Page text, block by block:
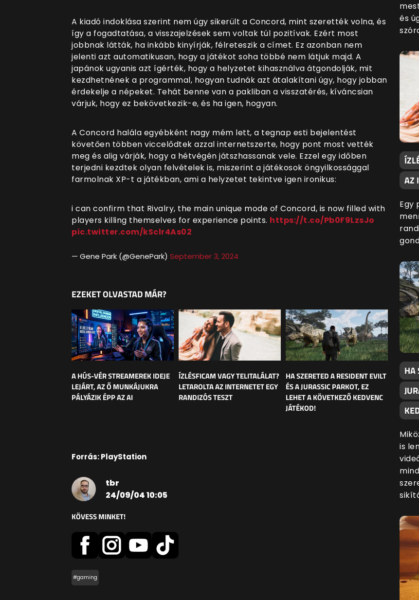
A kiadó indoklása szerint nem úgy sikerült a Concord, mint szerették volna, és
így a fogadtatása, a visszajelzések sem voltak túl pozitívak. Ezért most
jobbnak látták, ha inkább kinyírják, félreteszik a címet. Ez azonban nem
jelenti azt automatikusan, hogy a játékot soha többé nem látjuk majd. A
japánok ugyanis azt ígérték, hogy a helyzetet kihasználva átgondolják, mit
kezdhetnének a programmal, hogyan tudnák azt átalakítani úgy, hogy jobban
érdekelje a népeket. Tehát benne van a pakliban a visszatérés, kíváncsian
várjuk, hogy ez bekövetkezik-e, és ha igen, hogyan.
A Concord halála egyébként nagy mém lett, a tegnap esti bejelentést
követően többen viccelődtek azzal internetszerte, hogy pont most vették
meg és alig várják, hogy a hétvégén játszhassanak vele. Ezzel egy időben
terjedni kezdtek olyan felvételek is, miszerint a játékosok öngyilkossággal
farmolnak XP-t a játékban, ami a helyzetet tekintve igen ironikus:
i can confirm that Rivalry, the main unique mode of Concord, is now filled with
players killing themselves for experience points. https://t.co/Pb0F9LzsJo
pic.twitter.com/kSclr4As02
— Gene Park (@GenePark) September 3, 2024
EZEKET OLVASTAD MÁR?
A HÚS-VÉR STREAMEREK IDEJE
LEJÁRT, AZ Ő MUNKÁJUKRA
PÁLYÁZIK ÉPP AZ AI
ÍZLÉSFICAM VAGY TELITALÁLAT?
LETAROLTA AZ INTERNETET EGY
RANDIZÓS TESZT
HA SZERETED A RESIDENT EVILT
ÉS A JURASSIC PARKOT, EZ
LEHET A KÖVETKEZŐ KEDVENC
JÁTÉKOD!
Forrás: PlayStation
tbr
24/09/04 10:05
KÖVESS MINKET!
#gaming
és
AZ
Egy
HA
is